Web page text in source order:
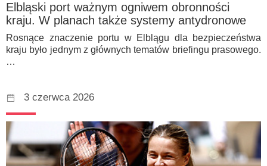
Elbląski port ważnym ogniwem obronności
kraju. W planach także systemy antydronowe
Rosnące znaczenie portu w Elblągu dla bezpieczeństwa
kraju było jednym z głównych tematów briefingu prasowego.
…
3 czerwca 2026